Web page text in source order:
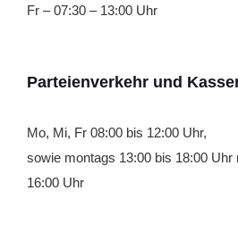
Fr – 07:30 – 13:00 Uhr
Parteienverkehr und
Mo, Mi, Fr 08:00 bis 12:00 Uhr,
sowie montags 13:00 bis 18:00 Uhr
16:00 Uhr